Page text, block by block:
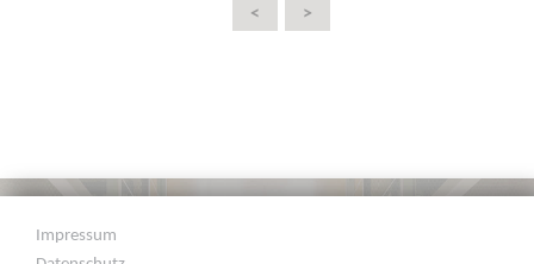
< >
Impressum